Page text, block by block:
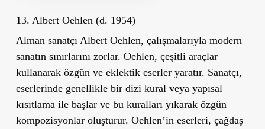
13. Albert Oehlen (d. 1954)
Alman sanatçı Albert Oehlen, çalışmalarıyla modern
sanatın sınırlarını zorlar. Oehlen, çeşitli araçlar
kullanarak özgün ve eklektik eserler yaratır. Sanatçı,
eserlerinde genellikle bir dizi kural veya yapısal
kısıtlama ile başlar ve bu kuralları yıkarak özgün
kompozisyonlar oluşturur. Oehlen’in eserleri, çağdaş